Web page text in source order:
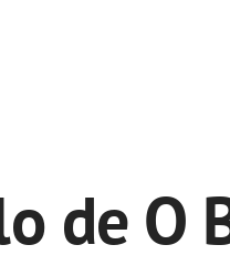
de O